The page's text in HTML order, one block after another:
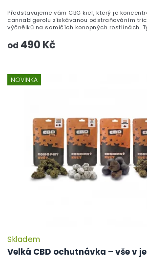
od 490 Kč
Představujeme vám CBG kief, který je
cannabigerolu získávanou odstraňováním
výčnělků na samičích konopných rostlinách.
NOVINKA
Velká CBD ochutnávka – vše v
Skladem